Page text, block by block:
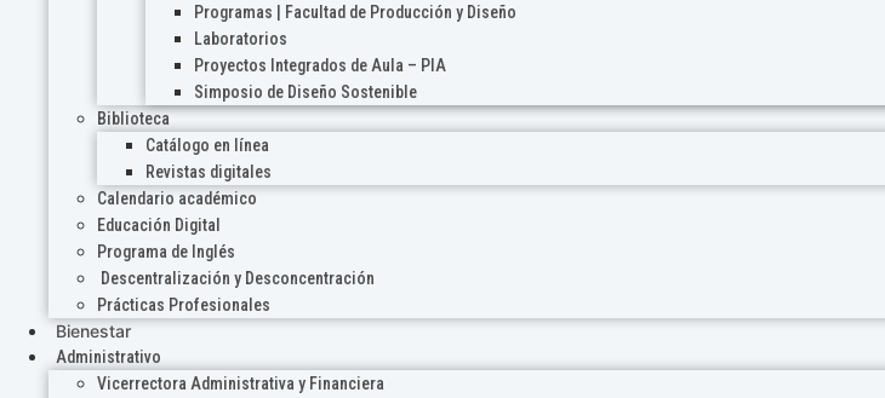
Programas | Facultad de Producción y Diseño
Laboratorios
Proyectos Integrados de Aula – PIA
Simposio de Diseño Sostenible
Biblioteca
Catálogo en línea
Revistas digitales
Calendario académico
Educación Digital
Programa de Inglés
Descentralización y Desconcentración
Prácticas Profesionales
Bienestar
Administrativo
Vicerrectora Administrativa y Financiera